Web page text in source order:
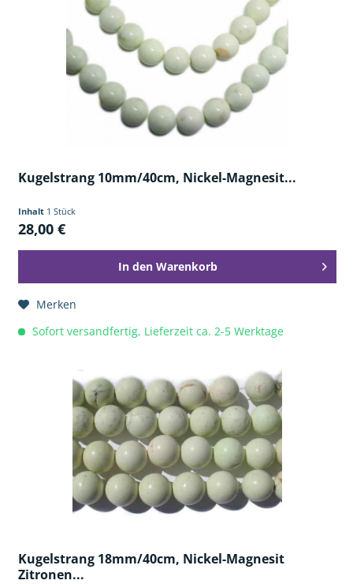
Kugelstrang 10mm/40cm, Nickel-Magnesit...
Inhalt 1 Stück
28,00 €
In den Warenkorb
Merken
Sofort versandfertig, Lieferzeit ca. 2-5 Werktage
Kugelstrang 18mm/40cm, Nickel-Magnesit
Zitronen...